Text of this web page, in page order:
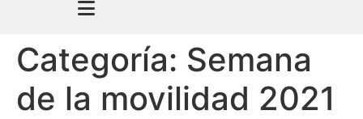
Categoría: Semana
de la movilidad 2021